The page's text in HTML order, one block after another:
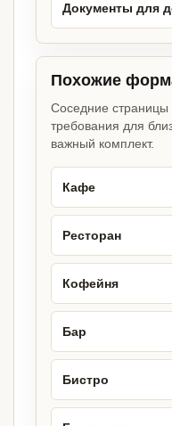
Документы для
Похожие
Соседние страницы
требования для
важный комплект.
Кафе
Ресторан
Кофейня
Бар
Бистро